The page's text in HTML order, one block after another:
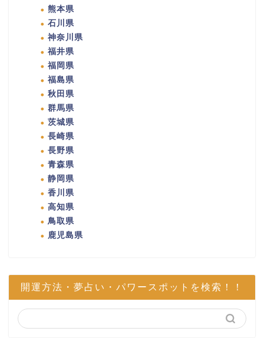
熊本県
石川県
神奈川県
福井県
福岡県
福島県
秋田県
群馬県
茨城県
長崎県
長野県
青森県
静岡県
香川県
高知県
鳥取県
鹿児島県
開運方法・夢占い・パワースポットを検索！！